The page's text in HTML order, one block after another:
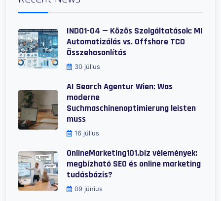
IND01-04 — Közös Szolgáltatások: MI
Automatizálás vs. Offshore TCO
Összehasonlítás
30 július
AI Search Agentur Wien: Was
moderne
Suchmaschinenoptimierung leisten
muss
16 július
OnlineMarketing101.biz vélemények:
megbízható SEO és online marketing
tudásbázis?
09 június